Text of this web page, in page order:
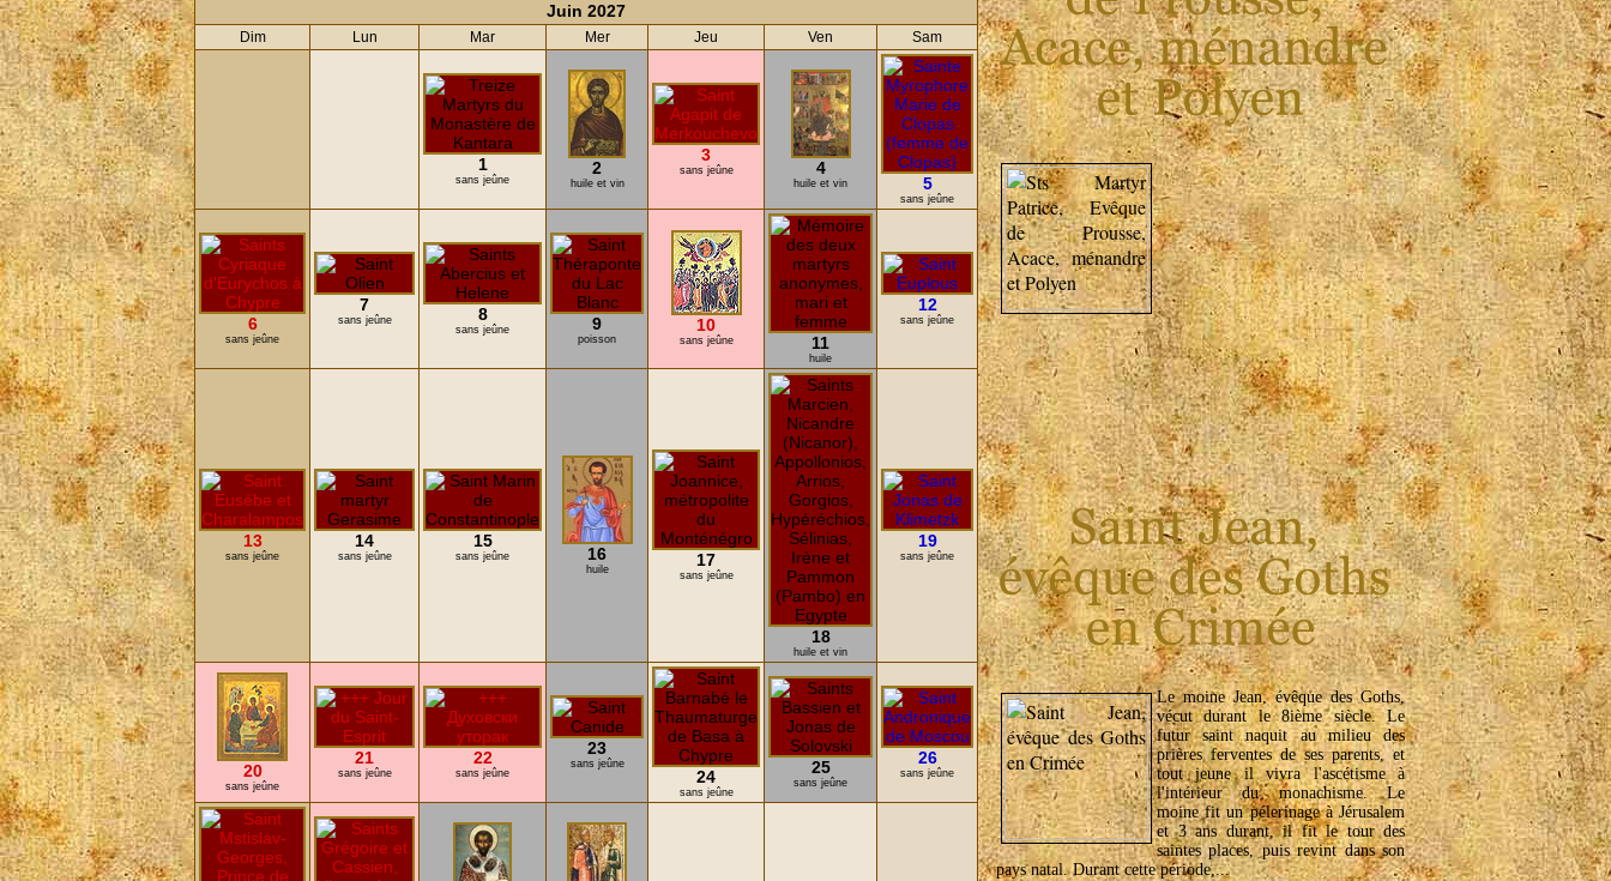
Le moine Jean, évêque des Goths,
vécut durant le 8ième siècle. Le
futur saint naquit au milieu des
prières ferventes de ses parents, et
tout jeune il vivra l'ascétisme à
l'intérieur du monachisme. Le
moine fit un pélerinage à Jérusalem
et 3 ans durant, il fit le tour des
saintes places, puis revint dans son
pays natal. Durant cette période,...
Juin 2027
Dim Lun Mar Mer Jeu Ven Sam
1
sans jeûne
2
huile et vin
3
sans jeûne 4
huile et vin 5
sans jeûne
6
sans jeûne
7
sans jeûne 8
sans jeûne 9
poisson
10
sans jeûne 11
huile
12
sans jeûne
13
sans jeûne
14
sans jeûne
15
sans jeûne 16
huile 17
sans jeûne
18
huile et vin
19
sans jeûne
20
sans jeûne
21
sans jeûne
22
sans jeûne
23
sans jeûne
24
sans jeûne
25
sans jeûne
26
sans jeûne